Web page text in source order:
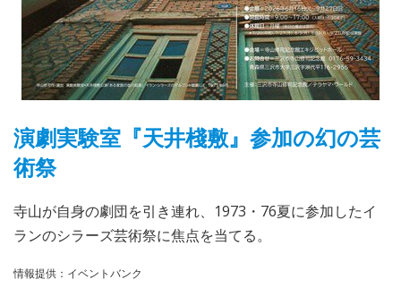
演劇実験室『天井棧敷』参加の幻の芸
術祭
寺山が自身の劇団を引き連れ、1973・76夏に参加したイ
ランのシラーズ芸術祭に焦点を当てる。
情報提供：イベントバンク